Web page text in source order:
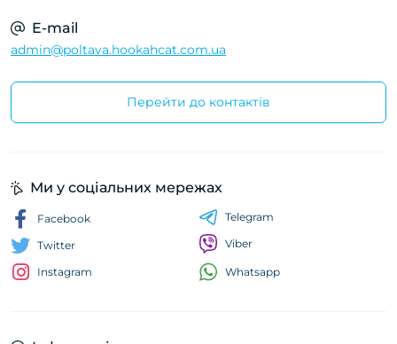
E-mail
admin@poltava.hookahcat.com.ua
Перейти до контактів
Ми у соціальних мережах
Facebook
Twitter
Instagram
Telegram
Viber
Whatsapp